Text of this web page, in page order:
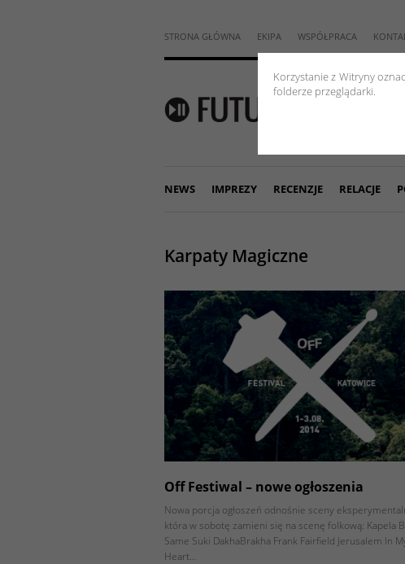
Korzystanie z Witryny
folderze przeglądarki.
STRONA GŁÓWNA EKIPA WSPÓŁPRACA
NEWS IMPREZY RECENZJE RELACJE
Karpaty Magiczne
Off Festiwal – nowe ogłoszenia
Nowa porcja ogłoszeń odnośnie sceny
która w sobotę zamieni się na scenę folkową: Kapela
Same Suki DakhaBrakha Frank Fairfield Jerusalem In
Heart…